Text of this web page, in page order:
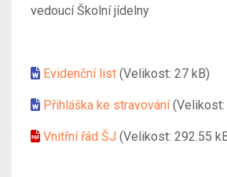
vedoucí Školní jídelny
Evidenční list (Velikost: 27 kB)
Přihláška ke stravování (Velikost:
Vnitřní řád ŠJ (Velikost: 292.55